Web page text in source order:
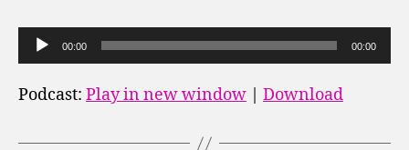
u
d
00:00 00:00
Podcast: Play in new window Download